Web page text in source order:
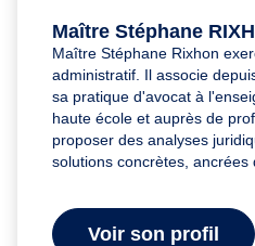
Maître Stéphane
Maître Stéphane Rixhon
administratif. Il associe
sa pratique d'avocat à
haute école et auprès de
proposer des analyses
solutions concrètes, ancrées
Voir son profil